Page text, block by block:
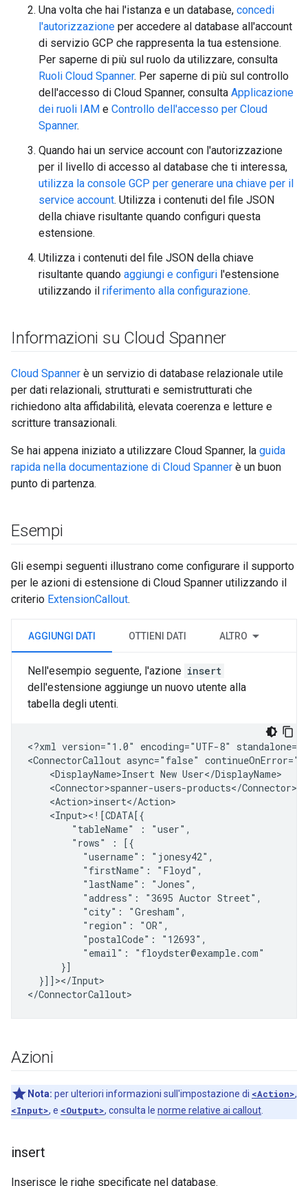
Una volta che hai l'istanza e un database, concedi
l'autorizzazione per accedere al database all'account
di servizio GCP che rappresenta la tua estensione.
Per saperne di più sul ruolo da utilizzare, consulta
Ruoli Cloud Spanner. Per saperne di più sul controllo
dell'accesso di Cloud Spanner, consulta Applicazione
dei ruoli IAM e Controllo dell'accesso per Cloud
Spanner.
Quando hai un service account con l'autorizzazione
per il livello di accesso al database che ti interessa,
utilizza la console GCP per generare una chiave per il
service account. Utilizza i contenuti del file JSON
della chiave risultante quando configuri questa
estensione.
Utilizza i contenuti del file JSON della chiave
risultante quando aggiungi e configuri l'estensione
utilizzando il riferimento alla configurazione.
Informazioni su Cloud Spanner
Cloud Spanner è un servizio di database relazionale utile
per dati relazionali, strutturati e semistrutturati che
richiedono alta affidabilità, elevata coerenza e letture e
scritture transazionali.
Se hai appena iniziato a utilizzare Cloud Spanner, la guida
rapida nella documentazione di Cloud Spanner è un buon
punto di partenza.
Esempi
Gli esempi seguenti illustrano come configurare il supporto
per le azioni di estensione di Cloud Spanner utilizzando il
criterio ExtensionCallout.
AGGIUNGI DATI OTTIENI DATI ALTRO
Nell'esempio seguente, l'azione insert
dell'estensione aggiunge un nuovo utente alla
tabella degli utenti.
<?xml version="1.0" encoding="UTF-8"
<ConnectorCallout async="false"
<DisplayName>Insert New
"tableName"
:
"rows"
:
"username":
"firstName":
"lastName":
"address":
"3695 Auctor
"city":
"region":
"postalCode":
"email":
}]]></Input>
Azioni
Nota: per ulteriori informazioni sull'impostazione di <Action>,
<Input>, e <Output>, consulta le norme relative ai callout
insert
Inserisce le righe specificate nel database.